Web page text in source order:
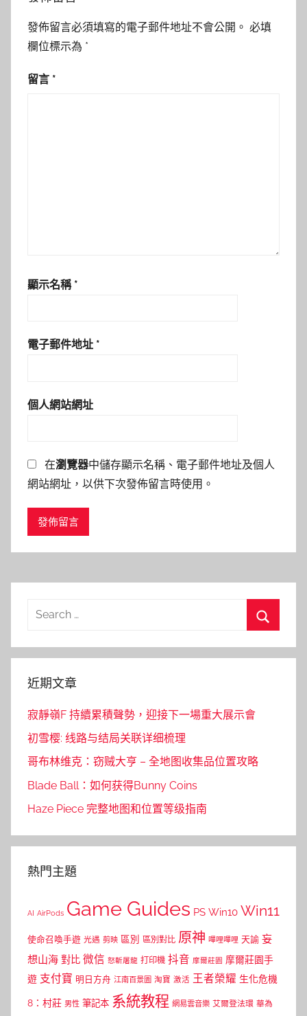
發佈留言必須填寫的電子郵件地址不會公開。 必填
欄位標示為 *
留言 *
顯示名稱 *
電子郵件地址 *
個人網站網址
在瀏覽器中儲存顯示名稱、電子郵件地址及個人
網站網址，以供下次發佈留言時使用。
Search
近期文章
寂靜嶺F 持續累積聲勢，迎接下一場重大展示會
初雪樱: 线路与结局关联详细梳理
哥布林维克：窃贼大亨 – 全地图收集品位置攻略
Blade Ball：如何获得Bunny Coins
Haze Piece 完整地图和位置等级指南
熱門主題
AI AirPods Game Guides PS Win10 Win11
使命召喚手遊 光遇 剪映 區別 區別對比 原神 嗶哩嗶哩 天諭 妄
想山海 對比 微信 怒斬屠龍 打印機 抖音 摩爾莊園 摩爾莊園手
遊 支付寶 明日方舟 江南百景圖 淘寶 激活 王者榮耀 生化危機
8：村莊 男性 筆記本 系統教程 網易雲音樂 艾爾登法環 華為